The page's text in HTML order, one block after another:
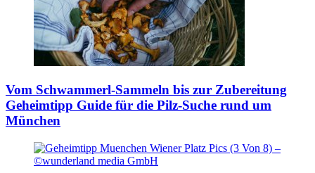
Vom Schwammerl-Sammeln bis zur Zubereitung
Geheimtipp Guide für die Pilz-Suche rund um
München